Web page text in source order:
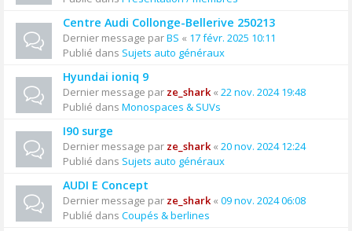
Centre Audi Collonge-Bellerive 250213
Dernier message parBS « 17 févr. 2025 10:11
Publié dans Sujets auto généraux
Hyundai ioniq 9
Dernier message par ze_shark« 22 nov. 2024 19:48
Publié dans Monospaces & SUVs
I90 surge
Dernier message par ze_shark« 20 nov. 2024 12:24
Publié dans Sujets auto généraux
AUDI E Concept
Dernier message par ze_shark« 09 nov. 2024 06:08
Publié dans Coupés & berlines